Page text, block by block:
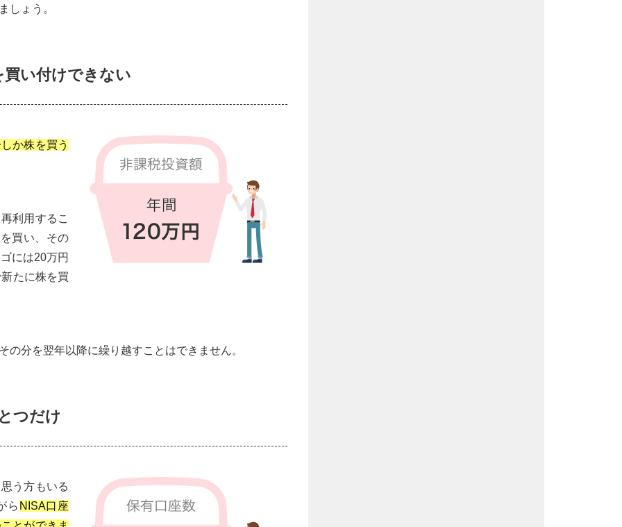
しょう。
い付けできない
か株を買う
利用するこ
買い、その
には20万円
たに株を買
分を翌年以降に繰り越すことはできません。
つだけ
う方もいる
ら NISA口座